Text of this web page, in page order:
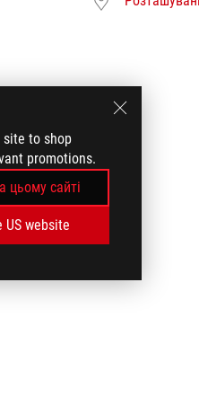
site to shop
promotions.
цьому сайті
US website